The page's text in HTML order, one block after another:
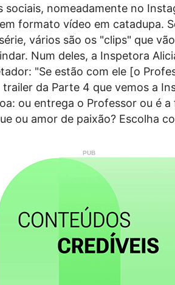
sociais, nomeadamente no
formato vídeo em catadupa.
vários são os "clips" que
Num deles, a Inspetora
"Se estão com ele [o
da Parte 4 que vemos a
ou entrega o Professor ou é a
ou amor de paixão? Escolha